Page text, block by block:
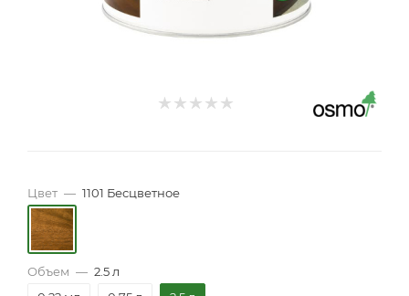
Цвет — 1101 Бесцветное
Объем — 2.5 л